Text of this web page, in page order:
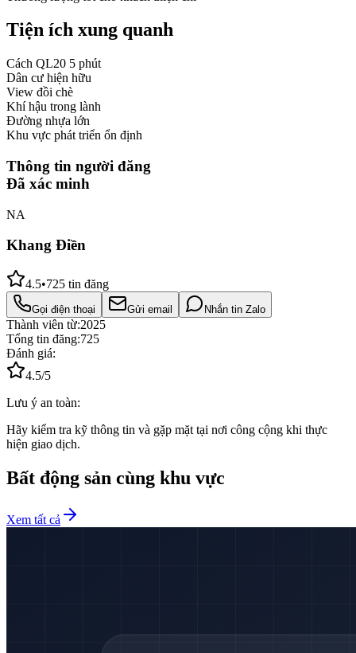
Tiện ích xung quanh
Cách QL20 5 phút
Dân cư hiện hữu
View đồi chè
Khí hậu trong lành
Đường nhựa lớn
Khu vực phát triển ổn định
Thông tin người đăng
Đã xác minh
NA
Khang Điền
4.5•725 tin đăng
Gọi điện thoại Gửi email Nhắn tin Zalo
Thành viên từ:2025
Tổng tin đăng:725
Đánh giá:
4.5/5
Lưu ý an toàn:
Hãy kiểm tra kỹ thông tin và gặp mặt tại nơi công cộng khi thực
hiện giao dịch.
Bất động sản cùng khu vực
Xem tất cả